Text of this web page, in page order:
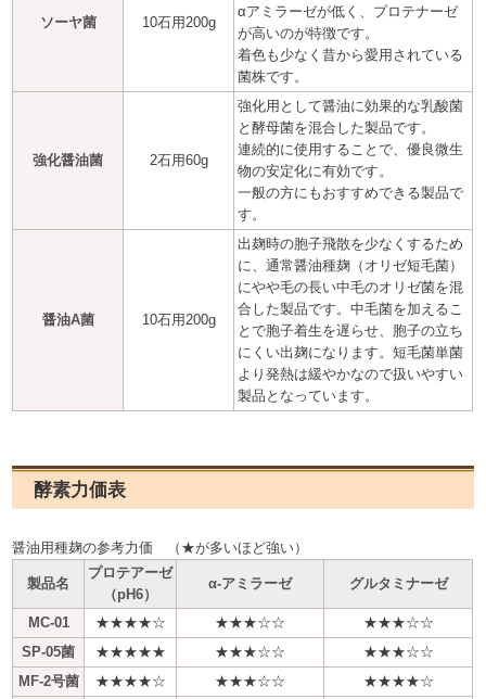
ソーヤ菌 10石用200g
αアミラーゼが低く、プロテナーゼ
が高いのが特徴です。
着色も少なく昔から愛用されている
菌株です。
強化醤油菌 2石用60g
強化用として醤油に効果的な乳酸菌
と酵母菌を混合した製品です。
連続的に使用することで、優良微生
物の安定化に有効です。
一般の方にもおすすめできる製品で
す。
醤油A菌 10石用200g
出麹時の胞子飛散を少なくするため
に、通常醤油種麹（オリゼ短毛菌）
にやや毛の長い中毛のオリゼ菌を混
合した製品です。中毛菌を加えるこ
とで胞子着生を遅らせ、胞子の立ち
にくい出麹になります。短毛菌単菌
より発熱は緩やかなので扱いやすい
製品となっています。
酵素力価表
醤油用種麹の参考力価 （★が多いほど強い）
製品名
プロテアーゼ
（pH6）
α-アミラーゼ グルタミナーゼ
MC-01 ★★★★☆ ★★★☆☆
★★★☆☆
SP-05菌
★★★★★ ★★★☆☆
★★★☆☆
MF-2号菌
★★★★☆ ★★★☆☆
★★★★☆